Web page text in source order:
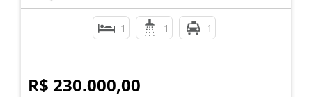
1 1 1
R$ 230.000,00